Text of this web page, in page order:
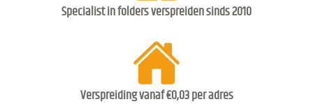
Specialist in folders verspreiden sinds 2010
Verspreiding vanaf €0,03 per adres